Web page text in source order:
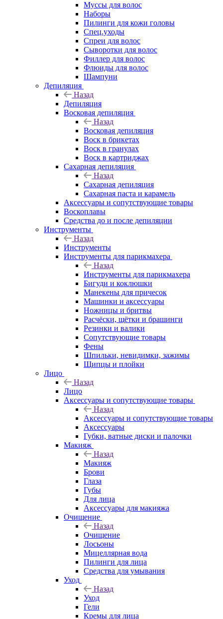
Муссы для волос
Наборы
Пилинги для кожи головы
Спец.уходы
Спреи для волос
Сыворотки для волос
Филлер для волос
Флюиды для волос
Шампуни
Депиляция
Назад
Депиляция
Восковая депиляция
Назад
Восковая депиляция
Воск в брикетах
Воск в гранулах
Воск в картриджах
Сахарная депиляция
Назад
Сахарная депиляция
Сахарная паста и карамель
Аксессуары и сопутствующие товары
Воскоплавы
Средства до и после депиляции
Инструменты
Назад
Инструменты
Инструменты для парикмахера
Назад
Инструменты для парикмахера
Бигуди и коклюшки
Манекены для причесок
Машинки и аксессуары
Ножницы и бритвы
Расчёски, щётки и брашинги
Резинки и валики
Сопутствующие товары
Фены
Шпильки, невидимки, зажимы
Щипцы и плойки
Лицо
Назад
Лицо
Аксессуары и сопутствующие товары
Назад
Аксессуары и сопутствующие товары
Аксессуары
Губки, ватные диски и палочки
Макияж
Назад
Макияж
Брови
Глаза
Губы
Для лица
Аксессуары для макияжа
Очищение
Назад
Очищение
Лосьоны
Мицеллярная вода
Пилинги для лица
Средства для умывания
Уход
Назад
Уход
Гели
Кремы для лица